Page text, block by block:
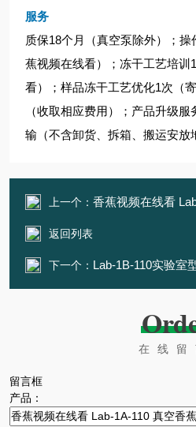
服务
质保18个月（真空泵除外）；
蕉视频在线看）；冻干工艺培训
看）；样品冻干工艺优化1次（
（收取相应费用）；产品升级
输（不含卸货、拆箱、搬运安放
上一个： 香蕉视频在线看 Lab-
返回列表
下一个： Lab-1B-110实验室
在线留
留言框
产品：